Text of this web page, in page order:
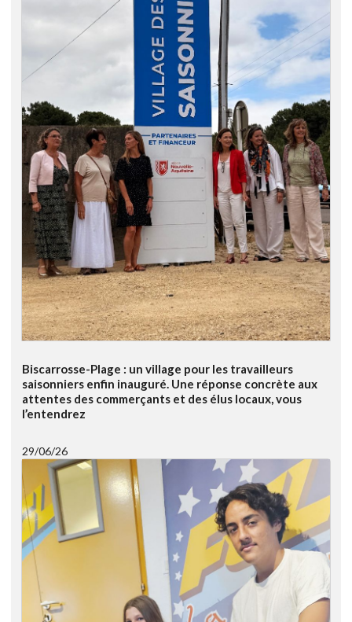
Biscarrosse-Plage : un village pour les travailleurs
saisonniers enfin inauguré. Une réponse concrète aux
attentes des commerçants et des élus locaux, vous
l’entendrez
29/06/26